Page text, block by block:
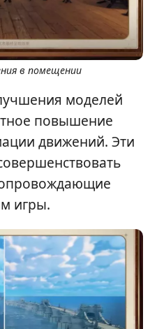
в помещении
моделей
повышение
движений. Эти
игры.